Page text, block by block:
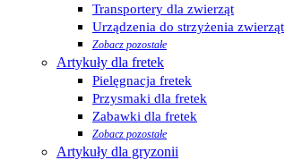
Transportery dla zwierząt
Urządzenia do strzyżenia zwierząt
Zobacz pozostałe
Artykuły dla fretek
Pielęgnacja fretek
Przysmaki dla fretek
Zabawki dla fretek
Zobacz pozostałe
Artykuły dla gryzonii